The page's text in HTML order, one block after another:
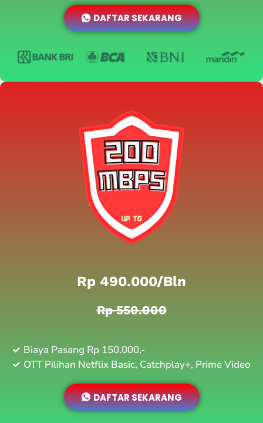
DAFTAR SEKARANG
Rp 490.000/bln
Rp 550.000
Biaya Pasang Rp 150.000,-
OTT Pilihan Netflix Basic, Catchplay+, Prime Video
DAFTAR SEKARANG